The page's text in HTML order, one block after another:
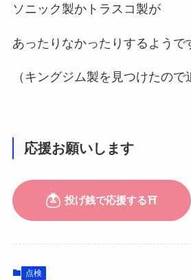
ソニック製かトラスコ製が
あったりなかったりするようで
（キングジム製を見つけたので
応援お願いします
点検